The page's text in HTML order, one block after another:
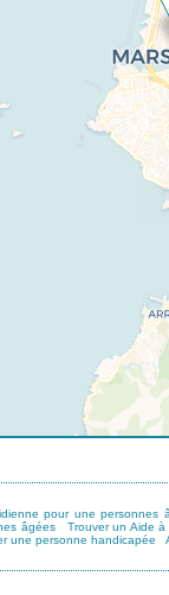
pour une personnes
âgées Trouver un Aide
une personne handicapée